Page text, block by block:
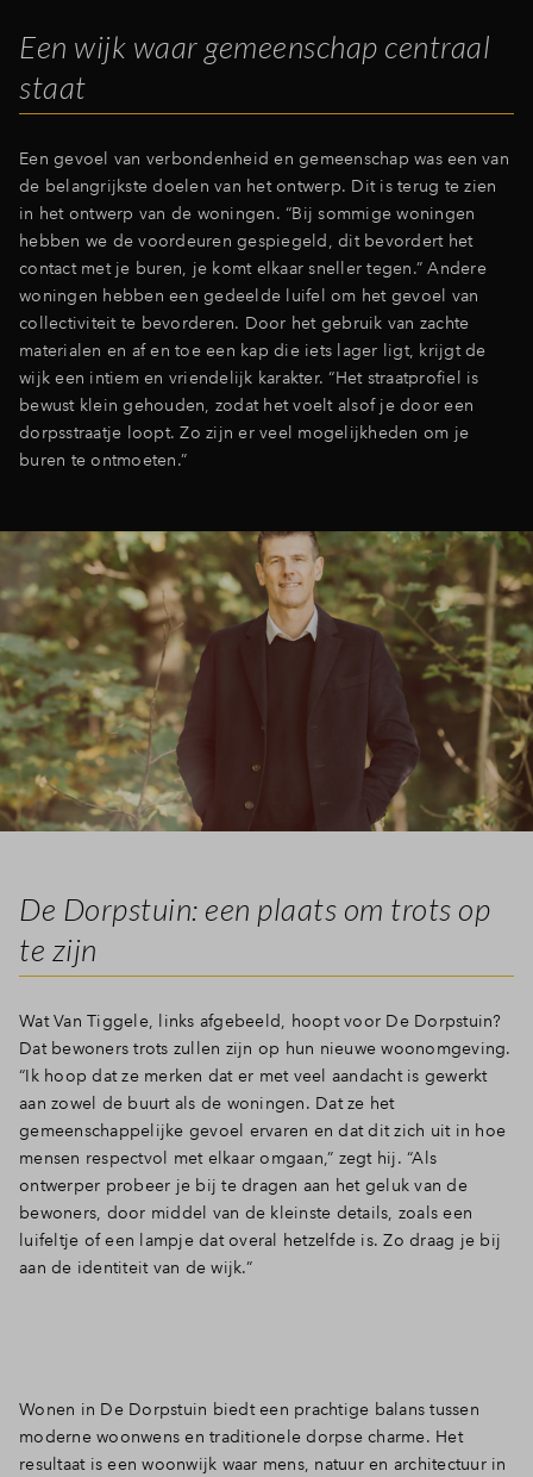
Een wijk waar gemeenschap centraal
staat
Een gevoel van verbondenheid en gemeenschap was een van
de belangrijkste doelen van het ontwerp. Dit is terug te zien
in het ontwerp van de woningen. “Bij sommige woningen
hebben we de voordeuren gespiegeld, dit bevordert het
contact met je buren, je komt elkaar sneller tegen.” Andere
woningen hebben een gedeelde luifel om het gevoel van
collectiviteit te bevorderen. Door het gebruik van zachte
materialen en af en toe een kap die iets lager ligt, krijgt de
wijk een intiem en vriendelijk karakter. “Het straatprofiel is
bewust klein gehouden, zodat het voelt alsof je door een
dorpsstraatje loopt. Zo zijn er veel mogelijkheden om je
buren te ontmoeten.”
De Dorpstuin: een plaats om trots op
te zijn
Wat Van Tiggele, links afgebeeld, hoopt voor De Dorpstuin?
Dat bewoners trots zullen zijn op hun nieuwe woonomgeving.
“Ik hoop dat ze merken dat er met veel aandacht is gewerkt
aan zowel de buurt als de woningen. Dat ze het
gemeenschappelijke gevoel ervaren en dat dit zich uit in hoe
mensen respectvol met elkaar omgaan,” zegt hij. “Als
ontwerper probeer je bij te dragen aan het geluk van de
bewoners, door middel van de kleinste details, zoals een
luifeltje of een lampje dat overal hetzelfde is. Zo draag je bij
aan de identiteit van de wijk.”
Wonen in De Dorpstuin biedt een prachtige balans tussen
moderne woonwens en traditionele dorpse charme. Het
resultaat is een woonwijk waar mens, natuur en architectuur in